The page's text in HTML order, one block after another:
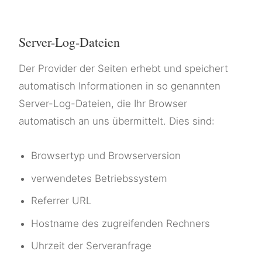
Server-Log-Dateien
Der Provider der Seiten erhebt und speichert
automatisch Informationen in so genannten
Server-Log-Dateien, die Ihr Browser
automatisch an uns übermittelt. Dies sind:
Browsertyp und Browserversion
verwendetes Betriebssystem
Referrer URL
Hostname des zugreifenden Rechners
Uhrzeit der Serveranfrage